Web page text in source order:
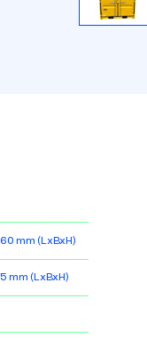
mm (LxBxH)
mm (LxBxH)